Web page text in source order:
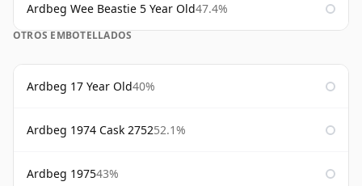
Ardbeg Wee Beastie 5 Year Old47.4%
OTROS EMBOTELLADOS
Ardbeg 17 Year Old40%
Ardbeg 1974 Cask 275252.1%
Ardbeg 197543%